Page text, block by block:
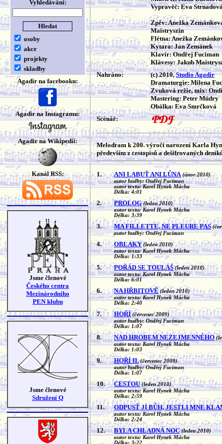
Vyhledávání:
osoby
akce
projekty
skladby
Agadir na facebooku:
Agadir na Instagramu:
Agadir na Wikipedii:
Kanál RSS:
Jsme členové
Českého centra
Mezinárodního
PEN klubu
Jsme členové
Sdružení Q
Vypravěč: Eva
Zpěv: Anežka
Maistryszin
Flétna: Anežka
Kytara: Jan Zemánek
Klavír: Ondřej Fuciman
Klávesy: Jakub
Nahráno:
(c) 2010,Studio Agadir
Dramaturgie: Milena
Zvuková režie, mix:
Mastering: Peter Múdry
Obálka: Eva Smrčková
Scénář:
Melodram k 200. výročí narození Karla
především z cestopisů a dešifrovaných
1. ANI LABUŤ ANI LŮNA (únor 2010)
autor hudby: Ondřej Fuciman
autor textu: Karel Hynek Mácha
Délka: 4:01
2. PROLOG (leden 2010)
autor textu: Karel Hynek Mácha
Délka: 3:39
3. MA FILLETTE, NE PLEURE PAS
autor hudby: Ondřej Fuciman
4. OBLAKY (leden 2010)
autor textu: Karel Hynek Mácha
Délka: 1:33
5. POŘÁD SE TOULÁŠ (leden 2010)
autor textu: Karel Hynek Mácha
Délka: 6:01
6. NA HŘBITOVĚ (leden 2010)
autor textu: Karel Hynek Mácha
Délka: 2:40
7. HOŘÍ (červenec 2009)
autor hudby: Ondřej Fuciman
Délka: 1:07
8. NAD HROBEM NEZEJMENNÉHO
autor textu: Karel Hynek Mácha
Délka: 1:03
9. HOŘÍ II. (červenec 2009)
autor hudby: Ondřej Fuciman
Délka: 1:07
10. CESTOU (leden 2010)
autor textu: Karel Hynek Mácha
Délka: 2:59
11. ODPUSŤ JÍ BŮH, JESTLI MNE
autor textu: Karel Hynek Mácha
Délka: 2:24
12. BYLA CHLADNÁ NOC (leden 2010)
autor textu: Karel Hynek Mácha
Délka: 3:22